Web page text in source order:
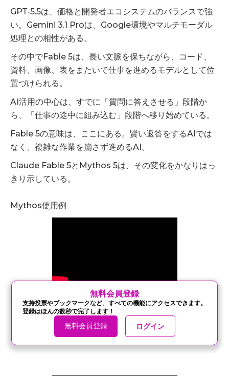
GPT-5.5は、価格と開発者エコシステムのバランスで強
い。Gemini 3.1 Proは、Google環境やマルチモーダル
処理との相性がある。
その中でFable 5は、長い文脈を保ちながら、コード、
資料、画像、表をまたいで仕事を進めるモデルとして位
置づけられる。
AI活用の中心は、すでに「質問に答えさせる」段階か
ら、「仕事の途中に組み込む」段階へ移り始めている。
Fable 5の意味は、ここにある。賢い返答をするAIでは
なく、複雑な作業を崩さず進めるAI。
Claude Fable 5とMythos 5は、その変化をかなりはっ
きり示している。
Mythos使用例
Claude Fable 5がこの太陽系シミュレーションを構築し
ました。物理学の第一原理から惑星の軌道運動を導き出
し、それを使って太陽食を予測しています。
記事一覧に戻る シェア
‍無料会員登録
支持投票やブックマークなど、すべての機能にアクセスできます。
登録はほんの数秒で完了します！
無料会員登録 ログイン